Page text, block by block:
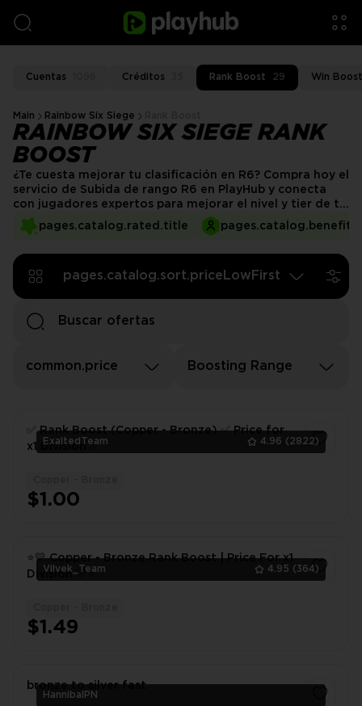
Cuentas Créditos Rank Boost 29 Win Boost
Main Rainbow Six Siege
RAINBOW SIX SIEGE RANK
BOOST
pages.catalog.rated.title
¿Te cuesta mejorar tu clasificación en R6? Compra hoy el
servicio de Subida de rango R6 en PlayHub y conecta
con jugadores expertos para mejorar el nivel y tier de tu
cuenta.
pages.catalog.sort.priceLowFirst
common.price Boosting Range
ExaltedTeam 4.96 (2822)
✅ Rank Boost (Copper - Bronze) ✅ Price for
x1 Division ✅
$1.00
Vilvek_Team 4.95 (364)
⭐💛 Copper - Bronze Rank Boost | Price For x1
Division 💛⭐
$1.49
HannibalPN
bronze to silver fast